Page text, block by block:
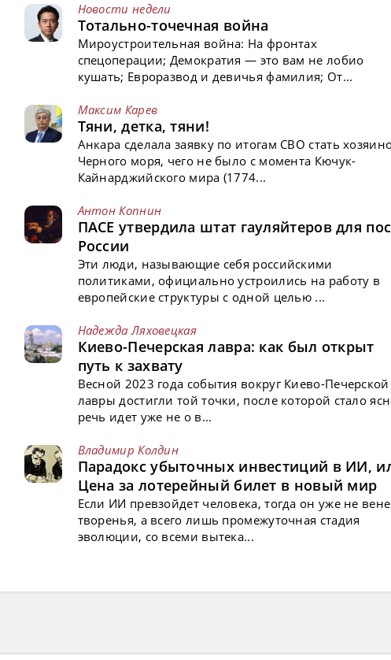
Новости недели
Тотально-точечная война
Мироустроительная война: На фронтах
спецоперации; Демократия — это вам не лобио
кушать; Евроразвод и девичья фамилия; От...
Максим Карев
Тяни, детка, тяни!
Анкара сделала заявку по итогам СВО стать
Черного моря, чего не было с момента Кючук-
Кайнарджийского мира (1774...
Антон Копнин
ПАСЕ утвердила штат гауляйтеров для
России
Эти люди, называющие себя российскими
политиками, официально устроились на работу в
европейские структуры с одной целью ...
Надежда Ляховецкая
Киево-Печерская лавра: как был открыт
путь к захвату
Весной 2023 года события вокруг Киево-Печерской
лавры достигли той точки, после которой стало
речь идет уже не о в...
Владимир Колдин
Парадокс убыточных инвестиций в ИИ,
Цена за лотерейный билет в новый мир
Если ИИ превзойдет человека, тогда он уже не
творенья, а всего лишь промежуточная стадия
эволюции, со всеми вытека...